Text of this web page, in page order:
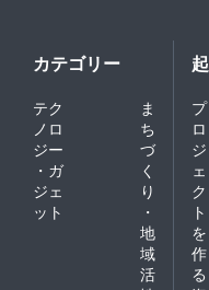
カテゴリー
テク
ノロ
ジー
・ガ
ジェ
ット
ま
ち
づ
く
り
・
地
域
活
プ
ロ
ジ
ェ
ク
ト
を
作
る